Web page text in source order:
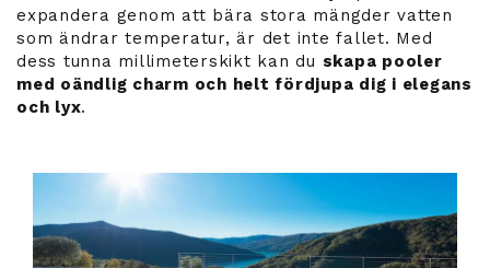
expandera genom att bära stora mängder vatten
som ändrar temperatur, är det inte fallet. Med
dess tunna millimeterskikt kan du skapa pooler
med oändlig charm och helt fördjupa dig i elegans
och lyx.